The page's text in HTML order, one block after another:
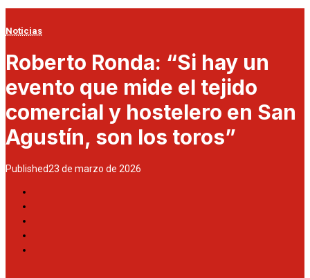
Noticias
Roberto Ronda: “Si hay un
evento que mide el tejido
comercial y hostelero en San
Agustín, son los toros”
Published23 de marzo de 2026